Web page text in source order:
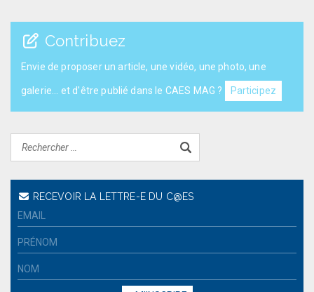
Contribuez
Envie de proposer un article, une vidéo, une photo, une
galerie... et d'être publié dans le CAES MAG ? Participez
RECEVOIR LA LETTRE-E DU C@ES